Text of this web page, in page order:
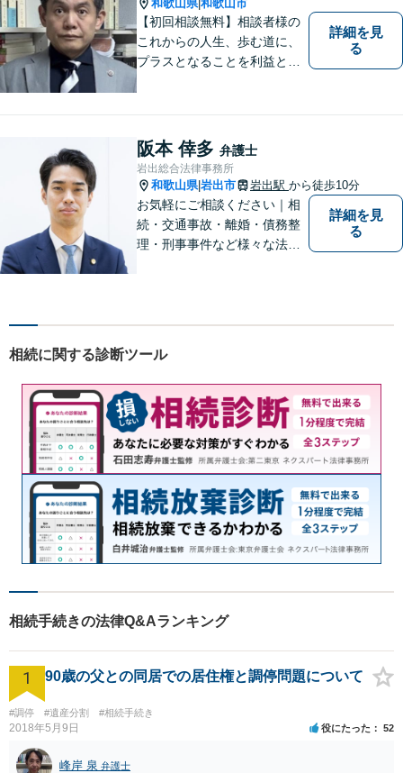
応】
和歌山県|和歌山市
【初回相談無料】相談者様の
これからの人生、歩む道に、
プラスとなることを利益と考
はもちろん、関西・関東から
ご相談いただくこともありま
す。
詳細を見
る
阪本 倖多 弁護士
岩出総合法律事務所
和歌山県|岩出市 岩出駅 から徒歩10分
お気軽にご相談ください｜相
続・交通事故・離婚・債務整
理・刑事事件など様々な法律
日・オンライン相談OK（要予
対応で安心をお届けします
詳細を見
る
相続に関する診断ツール
相続手続きの法律Q&Aランキング
1 90歳の父との同居での居住権と調停問題について
#調停 #遺産分割 #相続手続き
2018年5月9日 役にたった 52
峰岸 泉 弁護士